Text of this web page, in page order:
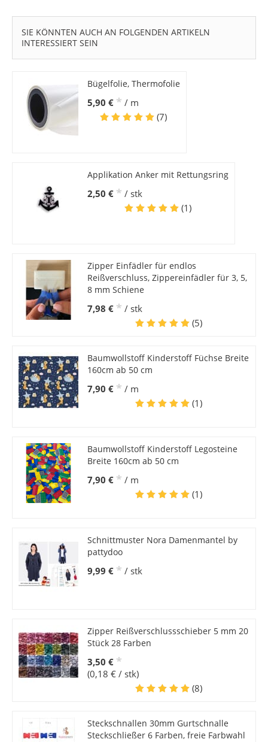
SIE KÖNNTEN AUCH AN FOLGENDEN ARTIKELN
INTERESSIERT SEIN
Bügelfolie, Thermofolie
5,90 € * / m
(7)
Applikation Anker mit Rettungsring
2,50 € * / stk
(1)
Zipper Einfädler für endlos
Reißverschluss, Zippereinfädler für 3, 5,
8 mm Schiene
7,98 € * / stk
(5)
Baumwollstoff Kinderstoff Füchse Breite
160cm ab 50 cm
7,90 € * / m
(1)
Baumwollstoff Kinderstoff Legosteine
Breite 160cm ab 50 cm
7,90 € * / m
(1)
Schnittmuster Nora Damenmantel by
pattydoo
9,99 € * / stk
Zipper Reißverschlussschieber 5 mm 20
Stück 28 Farben
3,50 € *
(0,18 € / stk)
(8)
Steckschnallen 30mm Gurtschnalle
Steckschließer 6 Farben, freie Farbwahl